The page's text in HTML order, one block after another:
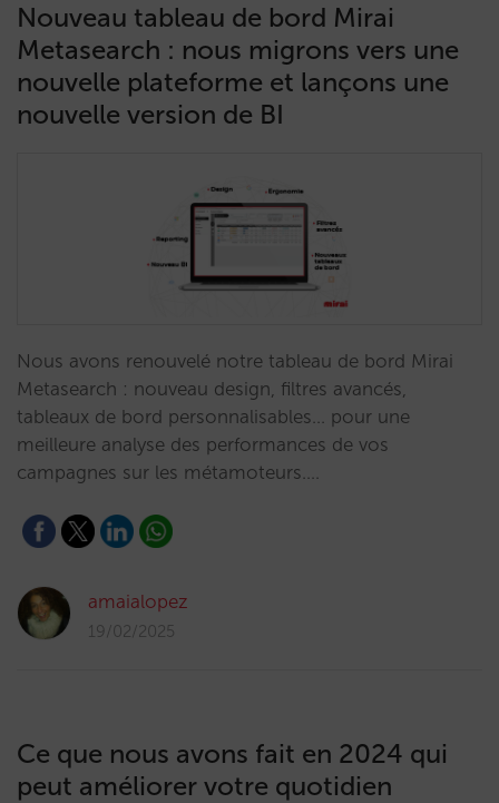
Nouveau tableau de bord Mirai
Metasearch : nous migrons vers une
nouvelle plateforme et lançons une
nouvelle version de BI
Nous avons renouvelé notre tableau de bord Mirai
Metasearch : nouveau design, filtres avancés,
tableaux de bord personnalisables... pour une
meilleure analyse des performances de vos
campagnes sur les métamoteurs.…
amaialopez
19/02/2025
Ce que nous avons fait en 2024 qui
peut améliorer votre quotidien